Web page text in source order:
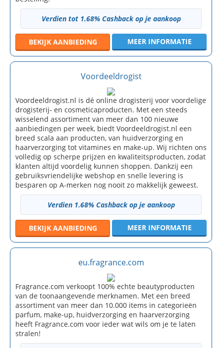
Verdien tot 1.68% Cashback op je aankoop
BEKIJK AANBIEDING MEER INFORMATIE
Voordeeldrogist
Voordeeldrogist.nl is dé online drogisterij voor voordelige
drogisterij- en cosmeticaproducten. Met een steeds
wisselend assortiment van meer dan 100 nieuwe
aanbiedingen per week, biedt Voordeeldrogist.nl een
breed scala aan producten, van huidverzorging en
haarverzorging tot vitamines en make-up. Wij richten ons
volledig op scherpe prijzen en kwaliteitsproducten, zodat
klanten altijd voordelig kunnen shoppen. Dankzij een
gebruiksvriendelijke webshop en snelle levering is
besparen op A-merken nog nooit zo makkelijk geweest.
Verdien 1.68% Cashback op je aankoop
BEKIJK AANBIEDING MEER INFORMATIE
eu.fragrance.com
Fragrance.com verkoopt 100% echte beautyproducten
van de toonaangevende merknamen. Met een breed
assortiment van meer dan 10.000 items in categorieën
parfum, make-up, huidverzorging en haarverzorging
heeft Fragrance.com voor ieder wat wils om je te laten
stralen!